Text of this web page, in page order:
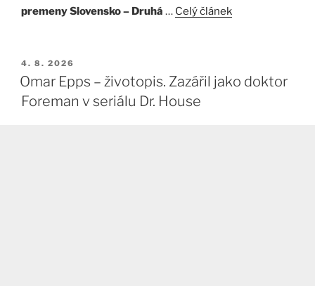
premeny Slovensko – Druhá … Celý článek
PUBLIKOVÁNO
4. 8. 2026
Omar Epps – životopis. Zazářil jako doktor
Foreman v seriálu Dr. House